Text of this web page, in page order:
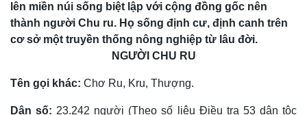
lên miền núi sống biệt lập với cộng đồng gốc nên
thành người Chu ru. Họ sống định cư, định canh trên
cơ sở một truyền thống nông nghiệp từ lâu đời.
NGƯỜI CHU RU
Tên gọi khác: Chơ Ru, Kru, Thượng.
Dân số: 23.242 người (Theo số liệu Điều tra 53 dân tộc